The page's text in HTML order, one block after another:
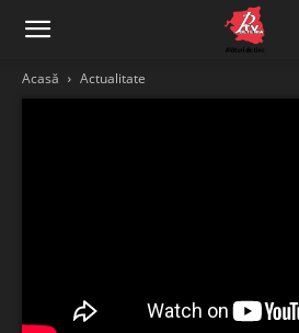
Acasă Actualitate